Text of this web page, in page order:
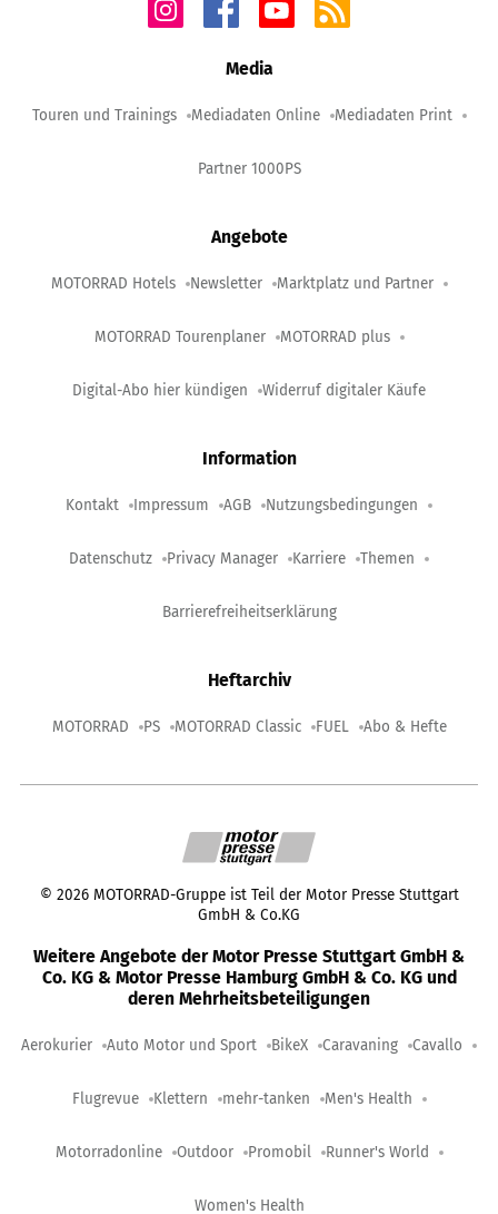
Media
Touren und Trainings Mediadaten Online Mediadaten Print
Partner 1000PS
Angebote
MOTORRAD Hotels Newsletter Marktplatz und Partner
MOTORRAD Tourenplaner MOTORRAD plus
Digital-Abo hier kündigen Widerruf digitaler Käufe
Information
Kontakt Impressum AGB Nutzungsbedingungen
Datenschutz Privacy Manager Karriere Themen
Barrierefreiheitserklärung
Heftarchiv
MOTORRAD PS MOTORRAD Classic FUEL Abo & Hefte
© 2026 MOTORRAD-Gruppe ist Teil der Motor Presse Stuttgart
GmbH & Co.KG
Weitere Angebote der Motor Presse Stuttgart GmbH &
Co. KG & Motor Presse Hamburg GmbH & Co. KG und
deren Mehrheitsbeteiligungen
Aerokurier Auto Motor und Sport BikeX Caravaning Cavallo
Flugrevue Klettern mehr-tanken Men's Health
Motorradonline Outdoor Promobil Runner's World
Women's Health